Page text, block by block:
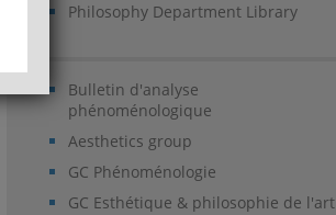
Philosophy Department Library
Bulletin d'analyse
phénoménologique
Aesthetics group
GC Phénoménologie
GC Esthétique & philosophie de l'art